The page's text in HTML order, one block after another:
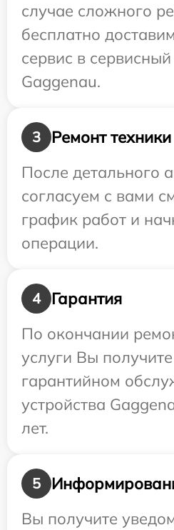
случае сложного
бесплатно
сервис в
Gaggenau.
3
Ремонт техники
После детального
согласуем с вами
график работ и
операции.
4
Гарантия
По окончании
услуги Вы
гарантийном
устройства
лет.
5
Вы получите